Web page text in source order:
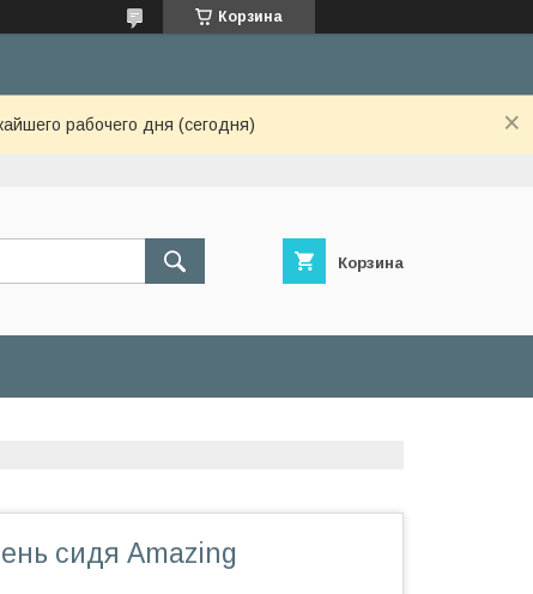
Корзина
рабочего дня (сегодня)
Корзина
сидя Amazing